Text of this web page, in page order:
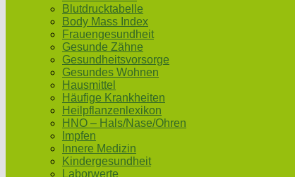
Blutdrucktabelle
Body Mass Index
Frauengesundheit
Gesunde Zähne
Gesundheitsvorsorge
Gesundes Wohnen
Hausmittel
Häufige Krankheiten
Heilpflanzenlexikon
HNO – Hals/Nase/Ohren
Impfen
Innere Medizin
Kindergesundheit
Laborwerte